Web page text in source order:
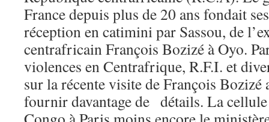
France depuis plus de 20 ans fondait
réception en catimini par Sassou, de
centrafricain François Bozizé à Oyo.
violences en Centrafrique, R.F.I. et
sur la récente visite de François Bozizé
fournir davantage de détails. La